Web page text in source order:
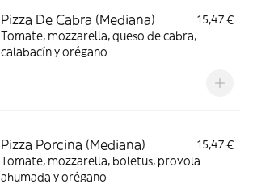
Pizza De Cabra (Mediana)
15,47 €
Tomate, mozzarella, queso de cabra,
calabacín y orégano
Pizza Porcina (Mediana)
15,47 €
Tomate, mozzarella, boletus, provola
ahumada y orégano